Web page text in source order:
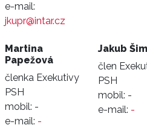
e-mail:
jkupr@intar.cz
Martina
Papežová
členka Exekutivy
PSH
mobil: -
e-mail: -
Jakub
člen
PSH
mobil: -
e-mail: -